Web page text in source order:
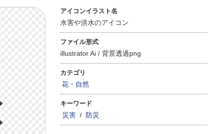
アイコンイラスト名
水害や洪水のアイコン
ファイル形式
illustrator Ai / 背景透過png
カテゴリ
花・自然
キーワード
災害 / 防災